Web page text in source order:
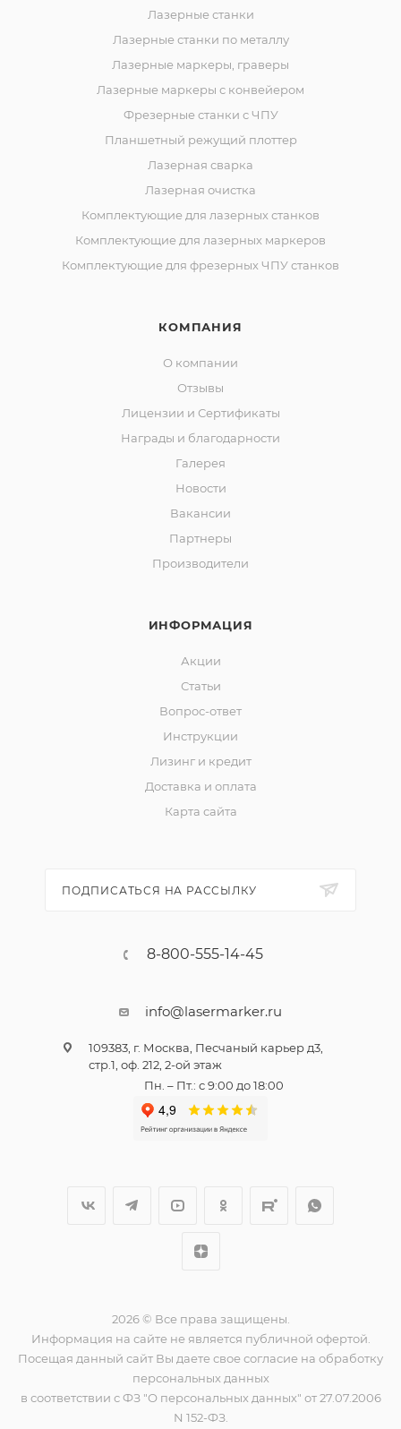
Лазерные станки
Лазерные станки по металлу
Лазерные маркеры, граверы
Лазерные маркеры с конвейером
Фрезерные станки с ЧПУ
Планшетный режущий плоттер
Лазерная сварка
Лазерная очистка
Комплектующие для лазерных станков
Комплектующие для лазерных маркеров
Комплектующие для фрезерных ЧПУ станков
КОМПАНИЯ
О компании
Отзывы
Лицензии и Сертификаты
Награды и благодарности
Галерея
Новости
Вакансии
Партнеры
Производители
ИНФОРМАЦИЯ
Акции
Статьи
Вопрос-ответ
Инструкции
Лизинг и кредит
Доставка и оплата
Карта сайта
ПОДПИСАТЬСЯ НА РАССЫЛКУ
8-800-555-14-45
info@lasermarker.ru
109383, г. Москва, Песчаный карьер д3,
стр.1, оф. 212, 2-ой этаж
Пн. – Пт.: с 9:00 до 18:00
2026 © Все права защищены.
Информация на сайте не является публичной офертой.
Посещая данный сайт Вы даете свое согласие на обработку
персональных данных
в соответствии с ФЗ "О персональных данных" от 27.07.2006
N 152-ФЗ.